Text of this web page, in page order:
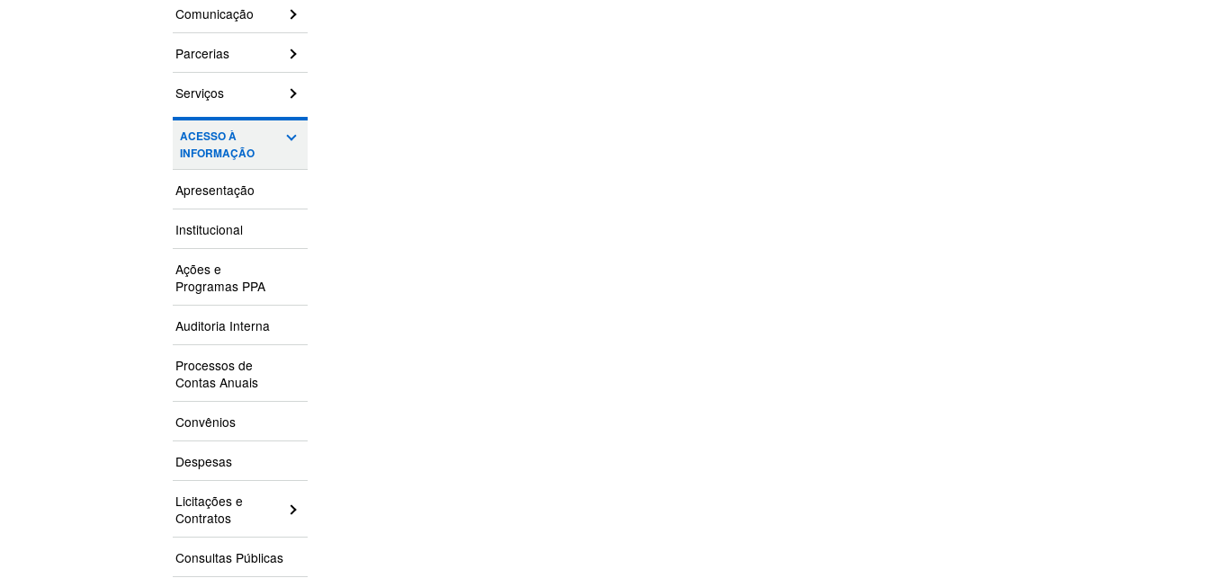
Comunicação
Parcerias
Serviços
ACESSO À
INFORMAÇÃO
Apresentação
Institucional
Ações e
Programas PPA
Auditoria Interna
Processos de
Contas Anuais
Convênios
Despesas
Licitações e
Contratos
Consultas Públicas